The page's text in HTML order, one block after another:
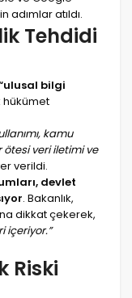
adımlar atıldı.
Tehdidi
bilgi
kamu
ötesi veri iletimi ve
verildi.
devlet
. Bakanlık,
dikkat çekerek,
içeriyor.”
Riski